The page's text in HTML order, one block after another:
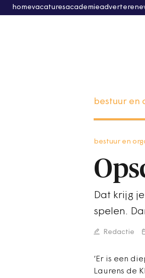
homevacaturesacademieadverteren
bestuur en
bestuur en
Dat krijg
spelen.
Redactie
‘Er is een
Laurens de